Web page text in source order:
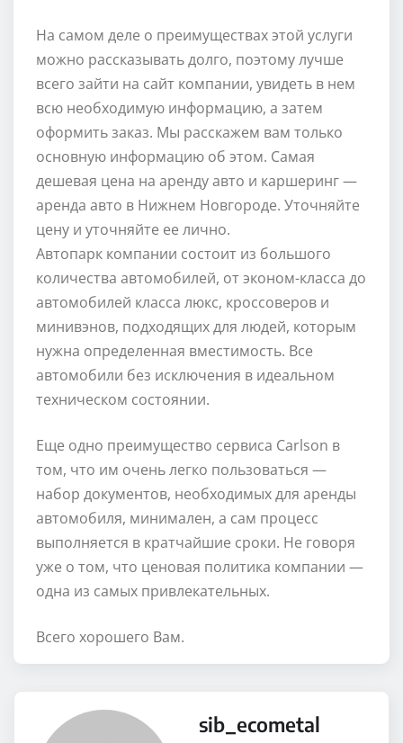
На самом деле о преимуществах этой услуги
можно рассказывать долго, поэтому лучше
всего зайти на сайт компании, увидеть в нем
всю необходимую информацию, а затем
оформить заказ. Мы расскажем вам только
основную информацию об этом. Самая
дешевая цена на аренду авто и каршеринг —
аренда авто в Нижнем Новгороде. Уточняйте
цену и уточняйте ее лично.
Автопарк компании состоит из большого
количества автомобилей, от эконом-класса до
автомобилей класса люкс, кроссоверов и
минивэнов, подходящих для людей, которым
нужна определенная вместимость. Все
автомобили без исключения в идеальном
техническом состоянии.
Еще одно преимущество сервиса Carlson в
том, что им очень легко пользоваться —
набор документов, необходимых для аренды
автомобиля, минимален, а сам процесс
выполняется в кратчайшие сроки. Не говоря
уже о том, что ценовая политика компании —
одна из самых привлекательных.
Всего хорошего Вам.
sib_ecometal